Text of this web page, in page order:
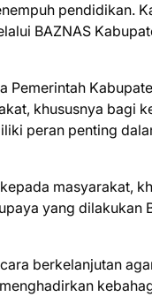
pendidikan.
BAZNAS
Pemerintah
khususnya bagi
peran penting
masyarakat,
yang dilakukan
berkelanjutan